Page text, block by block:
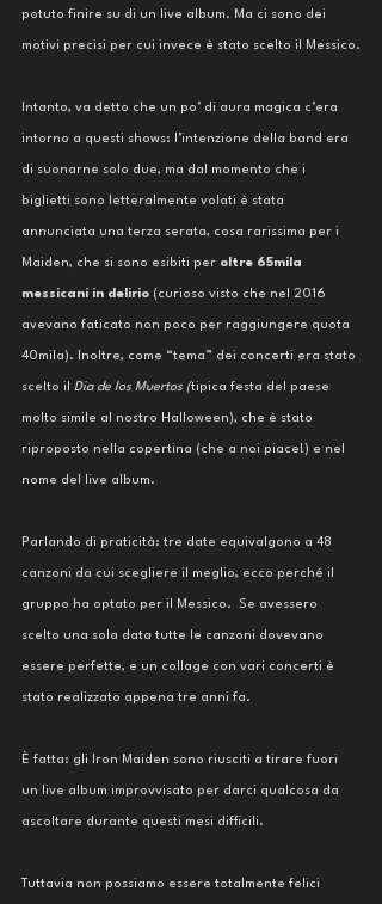
potuto finire su di un live album. Ma ci sono dei
motivi precisi per cui invece è stato scelto il Messico.
Intanto, va detto che un po’ di aura magica c’era
intorno a questi shows: l’intenzione della band era
di suonarne solo due, ma dal momento che i
biglietti sono letteralmente volati è stata
annunciata una terza serata, cosa rarissima per i
Maiden, che si sono esibiti per oltre 65mila
messicani in delirio (curioso visto che nel 2016
avevano faticato non poco per raggiungere quota
40mila). Inoltre, come “tema” dei concerti era stato
scelto il Dia de los Muertos (tipica festa del paese
molto simile al nostro Halloween), che è stato
riproposto nella copertina (che a noi piace!) e nel
nome del live album.
Parlando di praticità: tre date equivalgono a 48
canzoni da cui scegliere il meglio, ecco perché il
gruppo ha optato per il Messico.  Se avessero
scelto una sola data tutte le canzoni dovevano
essere perfette, e un collage con vari concerti è
stato realizzato appena tre anni fa.
È fatta: gli Iron Maiden sono riusciti a tirare fuori
un live album improvvisato per darci qualcosa da
ascoltare durante questi mesi difficili.
Tuttavia non possiamo essere totalmente felici